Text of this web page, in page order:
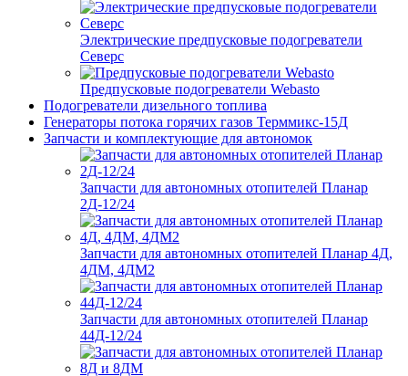
Электрические предпусковые подогреватели
Северс
Предпусковые подогреватели Webasto
Подогреватели дизельного топлива
Генераторы потока горячих газов Терммикс-15Д
Запчасти и комплектующие для автономок
Запчасти для автономных отопителей Планар
2Д-12/24
Запчасти для автономных отопителей Планар 4Д,
4ДМ, 4ДМ2
Запчасти для автономных отопителей Планар
44Д-12/24